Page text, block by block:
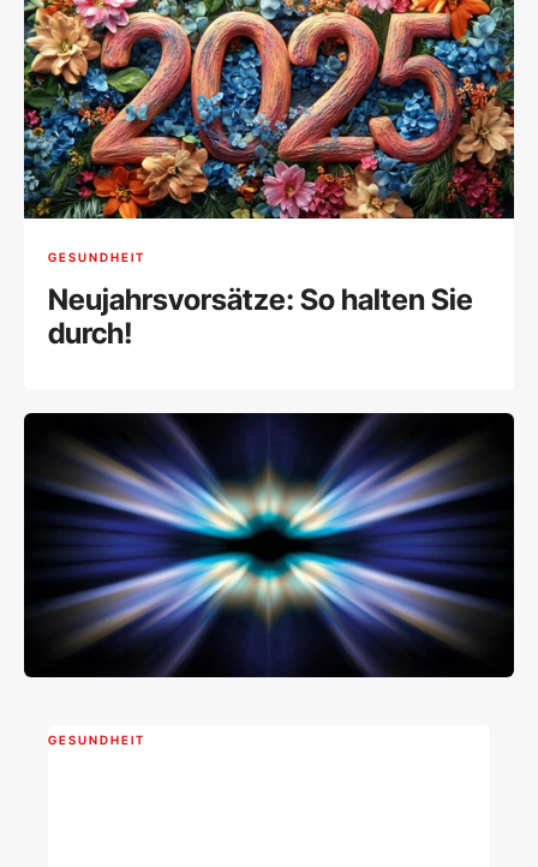
GESUNDHEIT
Neujahrsvorsätze: So halten Sie
durch!
GESUNDHEIT